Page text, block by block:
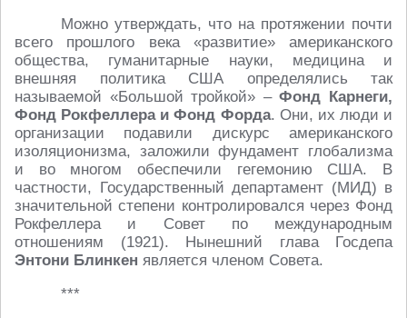
Можно утверждать, что на протяжении почти
всего прошлого века «развитие» американского
общества, гуманитарные науки, медицина и
внешняя политика США определялись так
называемой «Большой тройкой» –Фонд Карнеги,
Фонд Рокфеллера и Фонд Форда. Они, их люди и
организации подавили дискурс американского
изоляционизма, заложили фундамент глобализма
и во многом обеспечили гегемонию США. В
частности, Государственный департамент (МИД) в
значительной степени контролировался через Фонд
Рокфеллера и Совет по международным
отношениям (1921). Нынешний глава Госдепа
Энтони Блинкен является членом Совета.
***